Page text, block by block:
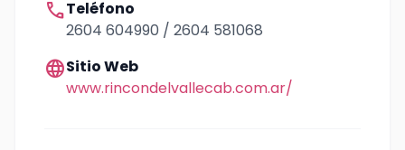
callTeléfono
2604 604990 / 2604 581068
languageSitio Web
www.rincondelvallecab.com.ar/